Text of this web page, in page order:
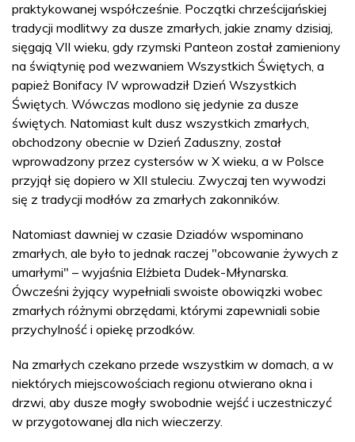
praktykowanej współcześnie. Początki chrześcijańskiej
tradycji modlitwy za dusze zmarłych, jakie znamy dzisiaj,
sięgają VII wieku, gdy rzymski Panteon został zamieniony
na świątynię pod wezwaniem Wszystkich Świętych, a
papież Bonifacy IV wprowadził Dzień Wszystkich
Świętych. Wówczas modlono się jedynie za dusze
świętych. Natomiast kult dusz wszystkich zmarłych,
obchodzony obecnie w Dzień Zaduszny, został
wprowadzony przez cystersów w X wieku, a w Polsce
przyjął się dopiero w XII stuleciu. Zwyczaj ten wywodzi
się z tradycji modłów za zmarłych zakonników.
Natomiast dawniej w czasie Dziadów wspominano
zmarłych, ale było to jednak raczej "obcowanie żywych z
umarłymi" – wyjaśnia Elżbieta Dudek-Młynarska.
Ówcześni żyjący wypełniali swoiste obowiązki wobec
zmarłych różnymi obrzędami, którymi zapewniali sobie
przychylność i opiekę przodków.
Na zmarłych czekano przede wszystkim w domach, a w
niektórych miejscowościach regionu otwierano okna i
drzwi, aby dusze mogły swobodnie wejść i uczestniczyć
w przygotowanej dla nich wieczerzy.